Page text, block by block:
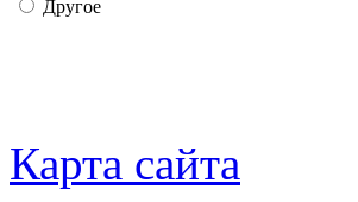
Другое
Карта сайта